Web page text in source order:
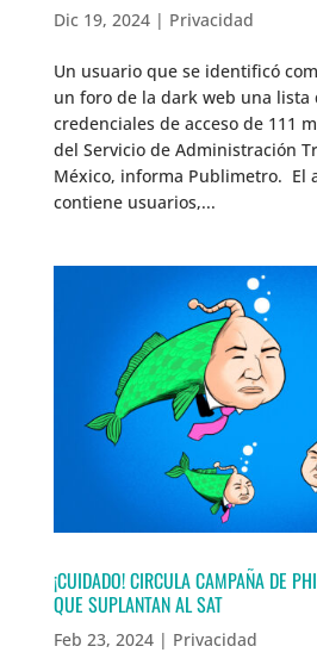
Dic 19, 2024| Privacidad
Un usuario que se identificó
un foro de la dark web una lista
credenciales de acceso de 111
del Servicio de Administración
México, informa Publimetro. El
contiene usuarios,...
¡CUIDADO! CIRCULA CAMPAÑA DE
QUE SUPLANTAN AL SAT
Feb 23, 2024| Privacidad